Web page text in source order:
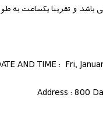
و تقریبا یکساعت به
AND TIME : Fri,
Address : 800